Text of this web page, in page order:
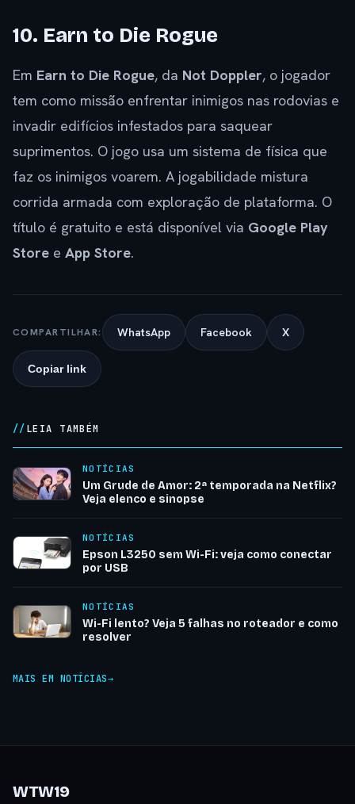
10. Earn to Die Rogue
Em Earn to Die Rogue, da Not Doppler, o jogador
tem como missão enfrentar inimigos nas rodovias e
invadir edifícios infestados para saquear
suprimentos. O jogo usa um sistema de física que
faz os inimigos voarem. A jogabilidade mistura
corrida armada com exploração de plataforma. O
título é gratuito e está disponível via Google Play
Store e App Store.
COMPARTILHAR: WhatsApp Facebook X
Copiar link
LEIA TAMBÉM
NOTÍCIAS
Um Grude de Amor: 2ª temporada na Netflix?
Veja elenco e sinopse
NOTÍCIAS
Epson L3250 sem Wi-Fi: veja como conectar
por USB
NOTÍCIAS
Wi-Fi lento? Veja 5 falhas no roteador e como
resolver
MAIS EM NOTÍCIAS
WTW19